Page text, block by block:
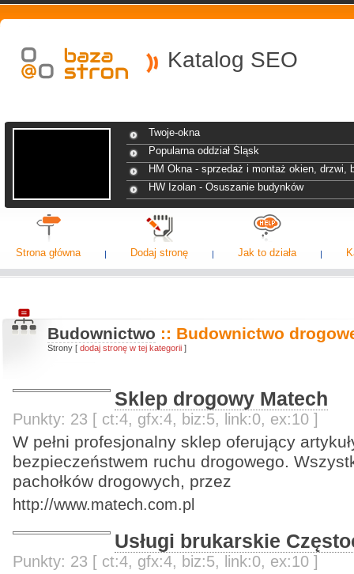
Katalog SEO
Twoje-okna
Popularna oddział Śląsk
HM Okna - sprzedaż i montaż okien, drzwi,
HW Izolan - Osuszanie budynków
Strona główna Dodaj stronę Jak to działa
Budownictwo :: Budownictwo
Strony [ dodaj stronę w tej kategorii ]
Sklep drogowy Matech
Punkty: 23 [ ct:4, gfx:4, biz:5, link:0, ex:10 ]
W pełni profesjonalny sklep oferujący
bezpieczeństwem ruchu drogowego.
pachołków drogowych, przez
http://www.matech.com.pl
Usługi brukarskie
Punkty: 23 [ ct:4, gfx:4, biz:5, link:0, ex:10 ]